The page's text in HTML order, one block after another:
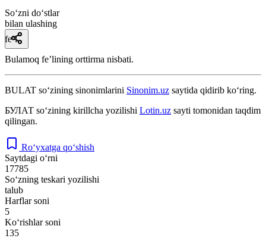
So‘zni do‘stlar
bilan ulashing
fe’l
Bulamoq feʼlining orttirma nisbati.
BULAT so‘zining sinonimlarini Sinonim.uz saytida qidirib ko‘ring.
БУЛАТ so‘zining kirillcha yozilishi Lotin.uz sayti tomonidan taqdim
qilingan.
Ro‘yxatga qo‘shish
Saytdagi o‘rni
17785
So‘zning teskari yozilishi
talub
Harflar soni
5
Ko‘rishlar soni
135